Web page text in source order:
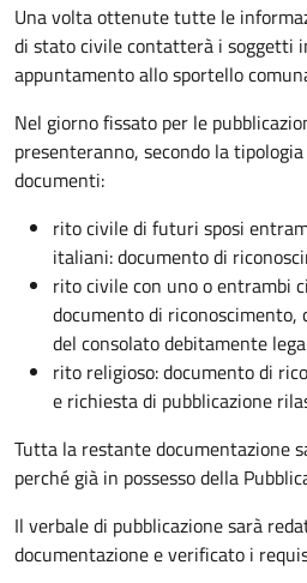
Una volta ottenute tutte le
di stato civile contatterà i soggetti
appuntamento allo sportello
Nel giorno fissato per le
presenteranno, secondo la
documenti:
rito civile di futuri sposi
italiani: documento di
rito civile con uno o entrambi
documento di riconoscimento,
del consolato debitamente
rito religioso: documento di
e richiesta di pubblicazione
Tutta la restante documentazione
perché già in possesso della
Il verbale di pubblicazione sarà
documentazione e verificato i